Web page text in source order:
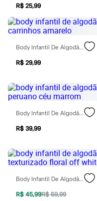
Blusas
Leggings
Shorts e Bermudas
Moda íntima
Calcinhas
Cintas e Modeladores
Pijamas
Sutiãs e Tops
Moda praia
Biquínis
Saídas de praia
Plus size
Blusas e Camisetas
Calças
Casacos e Jaquetas
Jeans
Moda esportiva
R$ 25,99
Body Infantil De Algodão Carrinhos Amarelo
R$ 29,99
Body Infantil De Algodão Peruano Céu Marrom
R$ 39,99
Body Infantil De Algodão Texturizado Floral Off White
R$ 45,99R$ 59,99